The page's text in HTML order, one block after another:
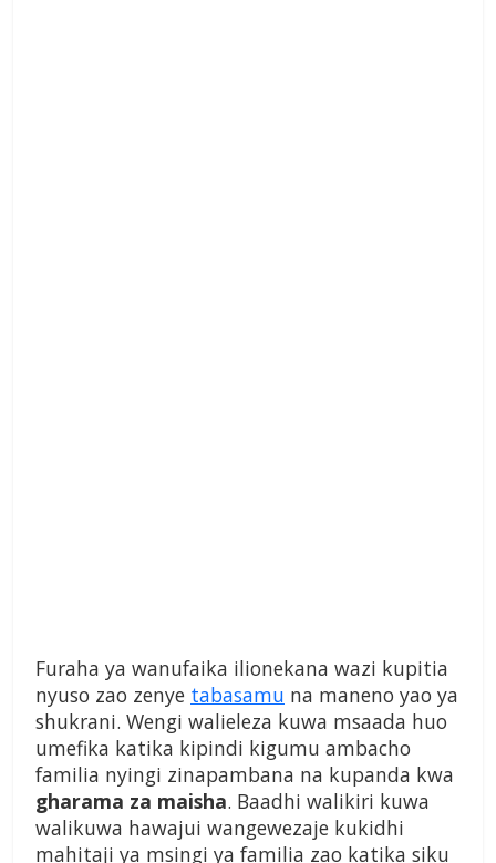
Furaha ya wanufaika ilionekana wazi kupitia
nyuso zao zenye tabasamu na maneno yao ya
shukrani. Wengi walieleza kuwa msaada huo
umefika katika kipindi kigumu ambacho
familia nyingi zinapambana na kupanda kwa
gharama za maisha. Baadhi walikiri kuwa
walikuwa hawajui wangewezaje kukidhi
mahitaji ya msingi ya familia zao katika siku